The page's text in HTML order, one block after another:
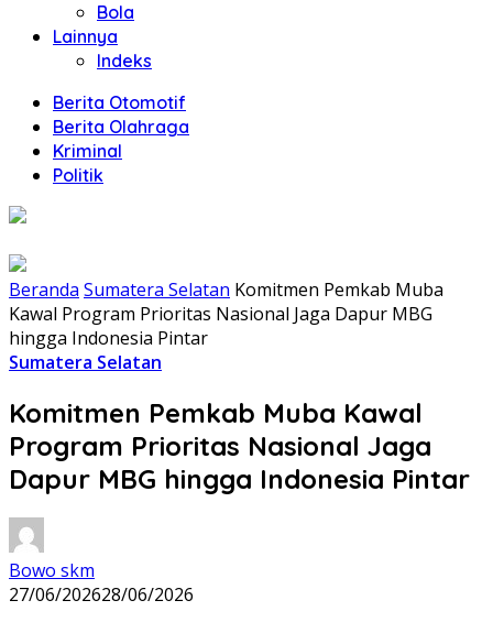
Bola
Lainnya
Indeks
Berita Otomotif
Berita Olahraga
Kriminal
Politik
Beranda Sumatera Selatan Komitmen Pemkab Muba
Kawal Program Prioritas Nasional Jaga Dapur MBG
hingga Indonesia Pintar
Sumatera Selatan
Komitmen Pemkab Muba Kawal
Program Prioritas Nasional Jaga
Dapur MBG hingga Indonesia Pintar
Bowo skm
27/06/202628/06/2026